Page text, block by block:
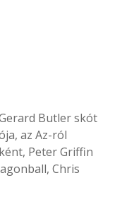
Butler skót
az Az-ról
Peter Griffin
Chris